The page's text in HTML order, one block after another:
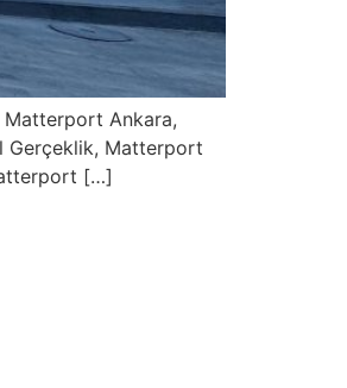
Ankara,
Gerçeklik, Matterport
[…]